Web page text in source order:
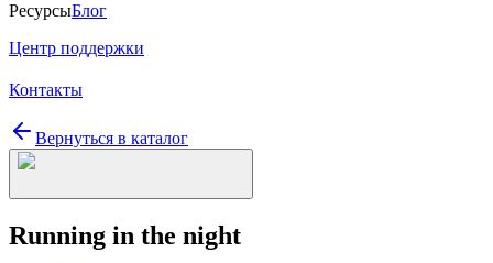
РесурсыБлог
Центр поддержки
Контакты
Вернуться в каталог
Running in the night